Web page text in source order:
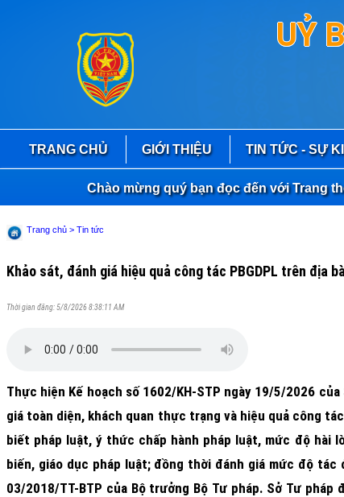
UỶ
TRANG CHỦ GIỚI THIỆU TIN TỨC - SỰ
Chào mừng quý bạn đọc đến với Trang
Trang chủ > Tin tức
Khảo sát, đánh giá hiệu quả công tác PBGDPL trên địa
Thời gian đăng: 5/8/2026 8:38:11 AM
Thực hiện Kế hoạch số 1602/KH-STP ngày 19/5/2026
giá toàn diện, khách quan thực trạng và hiệu quả công
biết pháp luật, ý thức chấp hành pháp luật, mức độ hài
biến, giáo dục pháp luật; đồng thời đánh giá mức độ
03/2018/TT-BTP của Bộ trưởng Bộ Tư pháp. Sở Tư